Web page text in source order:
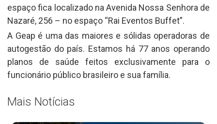
espaço fica localizado na Avenida Nossa Senhora de
Nazaré, 256 – no espaço “Rai Eventos Buffet”.
A Geap é uma das maiores e sólidas operadoras de
autogestão do país. Estamos há 77 anos operando
planos de saúde feitos exclusivamente para o
funcionário público brasileiro e sua família.
Mais Notícias